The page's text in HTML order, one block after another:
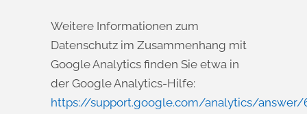
Weitere Informationen zum
Datenschutz im Zusammenhang mit
Google Analytics finden Sie etwa in
der Google Analytics-Hilfe:
https://support.google.com/analytics/answer/